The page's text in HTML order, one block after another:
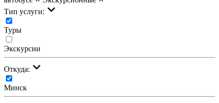
Тип услуги:
Туры
Экскурсии
Откуда:
Минск